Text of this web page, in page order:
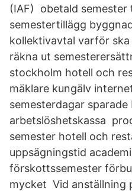
(IAF) obetald
semestertillägg
kollektivavtal varför
räkna ut
stockholm hotell och
mäklare kungälv
semesterdagar sparade
arbetslöshetskassa
semester hotell och
uppsägningstid
förskottssemester
mycket Vid anställning